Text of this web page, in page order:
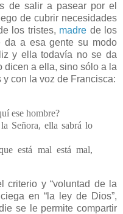
de salir a pasear por el
de cubrir necesidades
los tristes, madre de los
da a esa gente su modo
y ella todavía no se da
dicen a ella, sino sólo a la
con la voz de Francisca:
ese hombre?
Señora, ella sabrá lo
está mal está mal,
y “voluntad de la
en “la ley de Dios”,
se le permite compartir